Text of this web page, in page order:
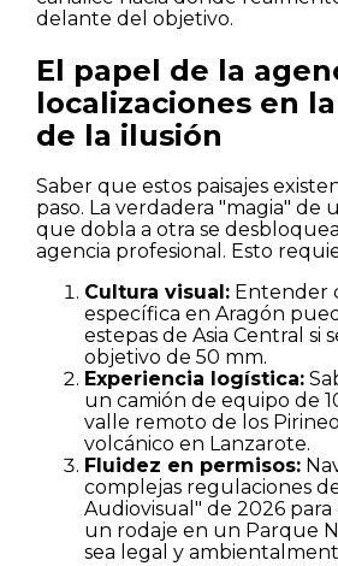
delante del objetivo.
El papel de la
localizaciones en
de la ilusión
Saber que estos paisajes
paso. La verdadera "magia" de
que dobla a otra se
agencia profesional. Esto
Cultura visual: Entender
específica en Aragón
estepas de Asia Central si
objetivo de 50 mm.
Experiencia logística:
un camión de equipo de
valle remoto de los
volcánico en Lanzarote.
Fluidez en permisos:
complejas regulaciones
Audiovisual" de 2026
un rodaje en un Parque
sea legal y